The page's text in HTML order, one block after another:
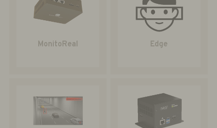
MonitoReal Edge